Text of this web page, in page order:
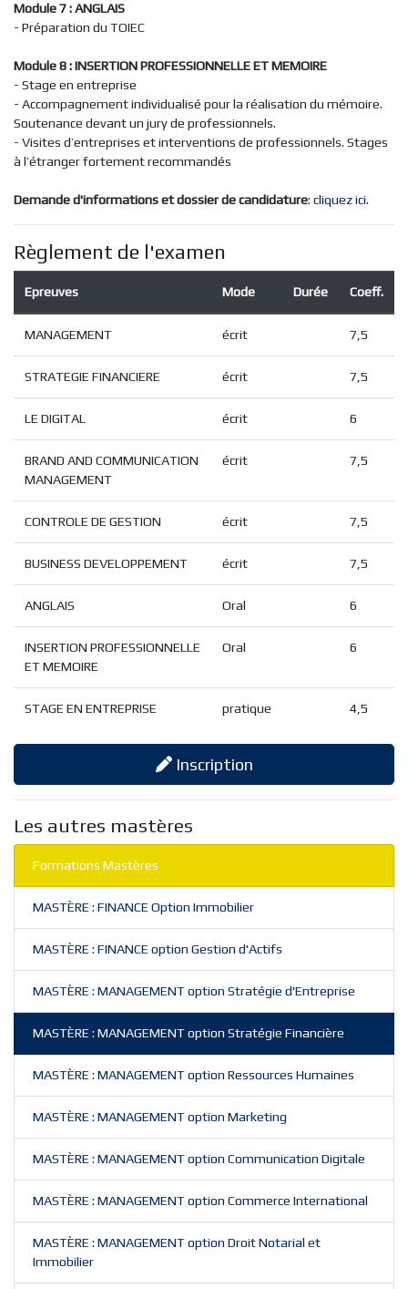
Module 7 : ANGLAIS
- Préparation du TOIEC
Module 8 : INSERTION PROFESSIONNELLE ET MEMOIRE
- Stage en entreprise
- Accompagnement individualisé pour la réalisation du mémoire.
Soutenance devant un jury de professionnels.
- Visites d’entreprises et interventions de professionnels. Stages
à l’étranger fortement recommandés
Demande d'informations et dossier de candidature: cliquez ici.
Règlement de l'examen
Epreuves Mode Durée Coeff.
MANAGEMENT écrit 7,5
STRATEGIE FINANCIERE écrit 7,5
LE DIGITAL écrit 6
BRAND AND COMMUNICATION
MANAGEMENT
écrit 7,5
CONTROLE DE GESTION écrit 7,5
BUSINESS DEVELOPPEMENT écrit 7,5
ANGLAIS Oral 6
INSERTION PROFESSIONNELLE
ET MEMOIRE
Oral 6
STAGE EN ENTREPRISE pratique 4,5
Inscription
Les autres mastères
Formations Mastères
MASTÈRE : FINANCE Option Immobilier
MASTÈRE : FINANCE option Gestion d'Actifs
MASTÈRE : MANAGEMENT option Stratégie d'Entreprise
MASTÈRE : MANAGEMENT option Stratégie Financière
MASTÈRE : MANAGEMENT option Ressources Humaines
MASTÈRE : MANAGEMENT option Marketing
MASTÈRE : MANAGEMENT option Communication Digitale
MASTÈRE : MANAGEMENT option Commerce International
MASTÈRE : MANAGEMENT option Droit Notarial et
Immobilier